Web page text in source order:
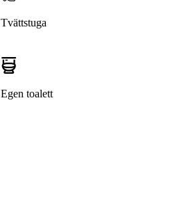
Tvättstuga
Egen toalett